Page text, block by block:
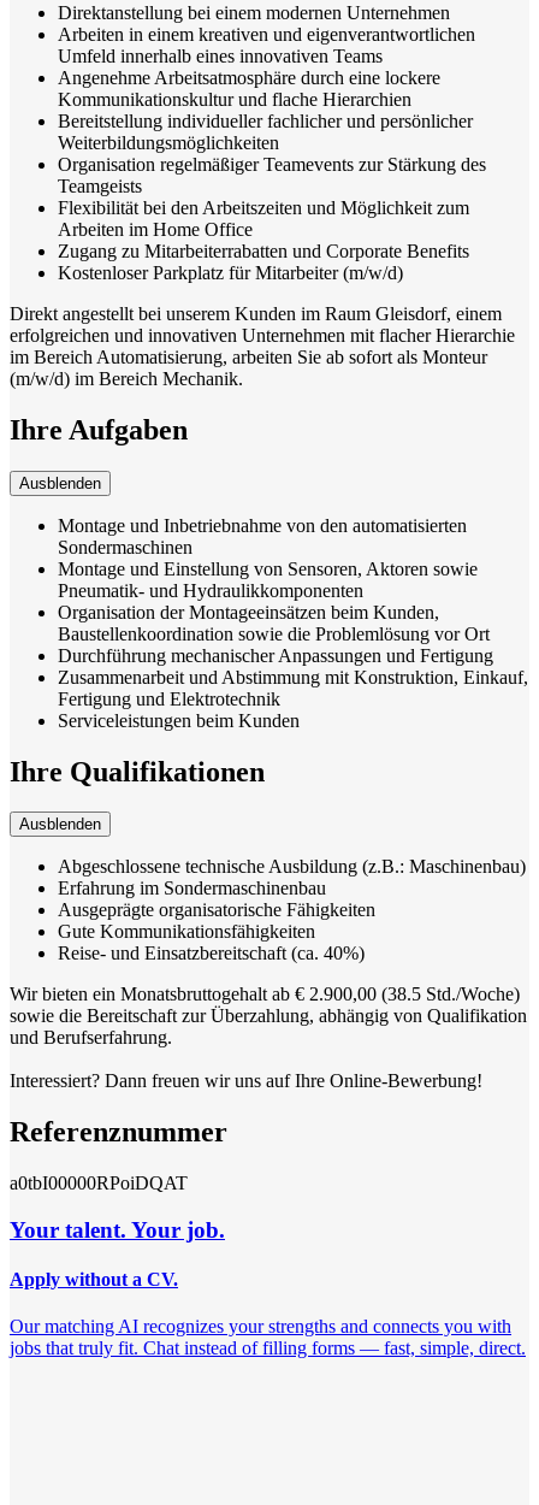
Direktanstellung bei einem modernen Unternehmen
Arbeiten in einem kreativen und eigenverantwortlichen
Umfeld innerhalb eines innovativen Teams
Angenehme Arbeitsatmosphäre durch eine lockere
Kommunikationskultur und flache Hierarchien
Bereitstellung individueller fachlicher und persönlicher
Weiterbildungsmöglichkeiten
Organisation regelmäßiger Teamevents zur Stärkung des
Teamgeists
Flexibilität bei den Arbeitszeiten und Möglichkeit zum
Arbeiten im Home Office
Zugang zu Mitarbeiterrabatten und Corporate Benefits
Kostenloser Parkplatz für Mitarbeiter (m/w/d)
Direkt angestellt bei unserem Kunden im Raum Gleisdorf, einem
erfolgreichen und innovativen Unternehmen mit flacher Hierarchie
im Bereich Automatisierung, arbeiten Sie ab sofort als Monteur
(m/w/d) im Bereich Mechanik.
Ihre Aufgaben
Ausblenden
Montage und Inbetriebnahme von den automatisierten
Sondermaschinen
Montage und Einstellung von Sensoren, Aktoren sowie
Pneumatik- und Hydraulikkomponenten
Organisation der Montageeinsätzen beim Kunden,
Baustellenkoordination sowie die Problemlösung vor Ort
Durchführung mechanischer Anpassungen und Fertigung
Zusammenarbeit und Abstimmung mit Konstruktion, Einkauf,
Fertigung und Elektrotechnik
Serviceleistungen beim Kunden
Ihre Qualifikationen
Ausblenden
Abgeschlossene technische Ausbildung (z.B.: Maschinenbau)
Erfahrung im Sondermaschinenbau
Ausgeprägte organisatorische Fähigkeiten
Gute Kommunikationsfähigkeiten
Reise- und Einsatzbereitschaft (ca. 40%)
Wir bieten ein Monatsbruttogehalt ab € 2.900,00 (38.5 Std./Woche)
sowie die Bereitschaft zur Überzahlung, abhängig von Qualifikation
und Berufserfahrung.
Interessiert? Dann freuen wir uns auf Ihre Online-Bewerbung!
Referenznummer
a0tbI00000RPoiDQAT
Your talent. Your job.
Apply without a CV.
Our matching AI recognizes your strengths and connects you with
jobs that truly fit. Chat instead of filling forms — fast, simple, direct.